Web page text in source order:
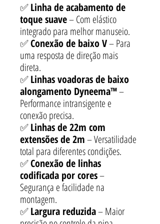
✅Linha de acabamento de
toque suave– Com elástico
integrado para melhor manuseio.
✅Conexão de baixo V– Para
uma resposta de direção mais
direta.
✅Linhas voadoras de baixo
alongamento Dyneema™–
Performance intransigente e
conexão precisa.
✅Linhas de 22m com
extensões de 2m– Versatilidade
total para diferentes condições.
✅Conexão de linhas
codificada por cores–
Segurança e facilidade na
montagem.
✅Largura reduzida– Maior